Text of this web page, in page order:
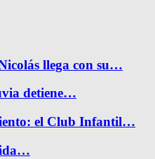
llega con su…
detiene…
el Club Infantil…